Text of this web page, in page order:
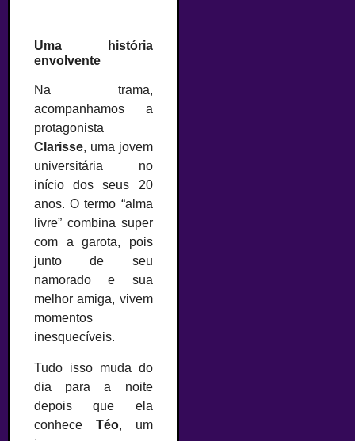
Uma história
envolvente
Na trama,
acompanhamos a
protagonista
Clarisse, uma jovem
universitária no
início dos seus 20
anos. O termo “alma
livre” combina super
com a garota, pois
junto de seu
namorado e sua
melhor amiga, vivem
momentos
inesquecíveis.
Tudo isso muda do
dia para a noite
depois que ela
conhece Téo, um